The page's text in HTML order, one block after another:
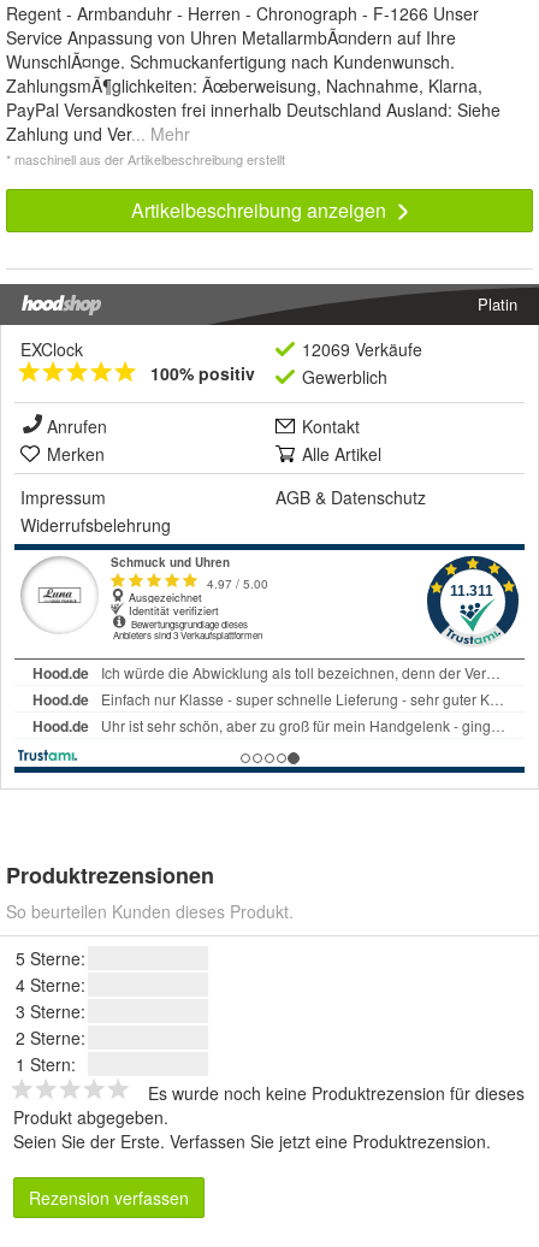
Regent - Armbanduhr - Herren - Chronograph - F-1266 Unser
Service Anpassung von Uhren MetallarmbÃ¤ndern auf Ihre
WunschlÃ¤nge. Schmuckanfertigung nach Kundenwunsch.
ZahlungsmÃ¶glichkeiten: Ãœberweisung, Nachnahme, Klarna,
PayPal Versandkosten frei innerhalb Deutschland Ausland: Siehe
Zahlung und Ver... Mehr
* maschinell aus der Artikelbeschreibung erstellt
Artikelbeschreibung anzeigen
Platin
EXClock
100% positiv
12069 Verkäufe
Gewerblich
Anrufen
Kontakt
Merken
Alle Artikel
Impressum
AGB & Datenschutz
Widerrufsbelehrung
Produktrezensionen
So beurteilen Kunden dieses Produkt.
5 Sterne:
4 Sterne:
3 Sterne:
2 Sterne:
1 Stern:
Es wurde noch keine Produktrezension für dieses
Produkt abgegeben.
Seien Sie der Erste. Verfassen Sie jetzt eine Produktrezension.
Rezension verfassen